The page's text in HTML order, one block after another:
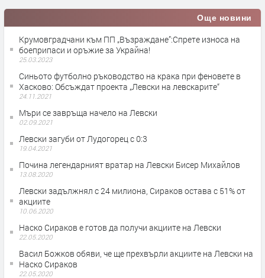
Още новини
Крумовградчани към ПП „Възраждане”:Спрете износа на
боеприпаси и оръжие за Украйна!
25.03.2023
Синьото футболно ръководство на крака при феновете в
Хасково: Обсъждат проекта „Левски на левскарите“
24.11.2021
Мъри се завръща начело на Левски
02.09.2021
Левски загуби от Лудогорец с 0:3
19.04.2021
Почина легендарният вратар на Левски Бисер Михайлов
13.08.2020
Левски задължнял с 24 милиона, Сираков остава с 51% от
акциите
10.06.2020
Наско Сираков е готов да получи акциите на Левски
22.05.2020
Васил Божков обяви, че ще прехвърли акциите на Левски на
Наско Сираков
22.05.2020